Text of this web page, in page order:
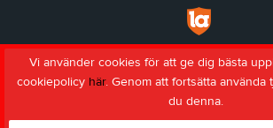
Vi använder cookies för att ge dig bästa
cookiepolicy här. Genom att fortsätta använda
du denna.